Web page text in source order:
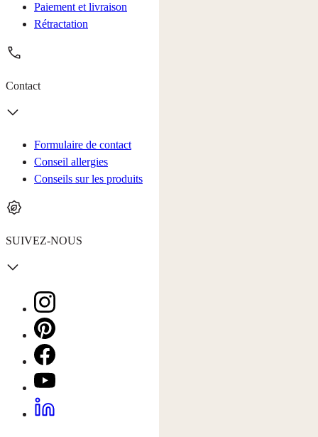
Paiement et livraison
Rétractation
Contact
Formulaire de contact
Conseil allergies
Conseils sur les produits
SUIVEZ-NOUS